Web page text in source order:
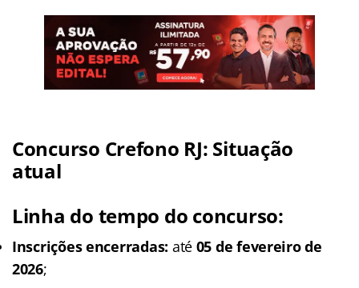
Concurso Crefono RJ: Situação
atual
Linha do tempo do concurso:
Inscrições encerradas: até 05 de fevereiro de
2026;